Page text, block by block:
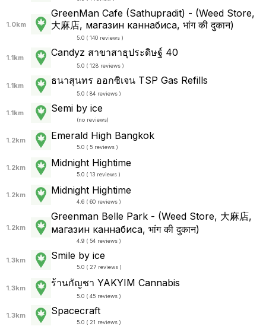
1.0km
GreenMan Cafe (Sathupradit) - (Weed Store,
大麻店, магазин каннабиса, भांग की दुकान)
5.0 ( 140 reviews )
1.1km Candyz สาขาสาธุประดิษฐ์ 40
5.0 ( 128 reviews )
1.1km ธนาสุนทร ออกซิเจน TSP Gas Refills
5.0 ( 84 reviews )
1.1km Semi by ice
(no reviews)
1.2km Emerald High Bangkok
5.0 ( 5 reviews )
1.2km Midnight Hightime
5.0 ( 13 reviews )
1.2km Midnight Hightime
4.6 ( 60 reviews )
1.2km
Greenman Belle Park - (Weed Store, 大麻店,
магазин каннабиса, भांग की दुकान)
4.9 ( 54 reviews )
1.3km Smile by ice
5.0 ( 27 reviews )
1.3km ร้านกัญชา YAKYIM Cannabis
5.0 ( 45 reviews )
1.3km Spacecraft
5.0 ( 21 reviews )